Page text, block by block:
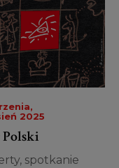
2025
spotkanie